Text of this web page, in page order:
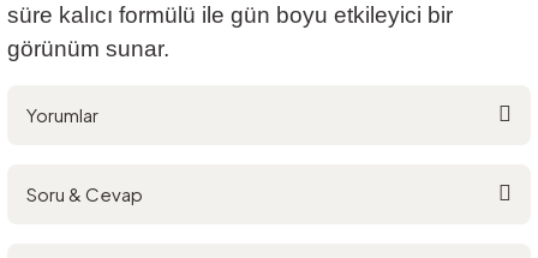
süre kalıcı formülü ile gün boyu etkileyici bir
görünüm sunar.
Yorumlar
Soru & Cevap